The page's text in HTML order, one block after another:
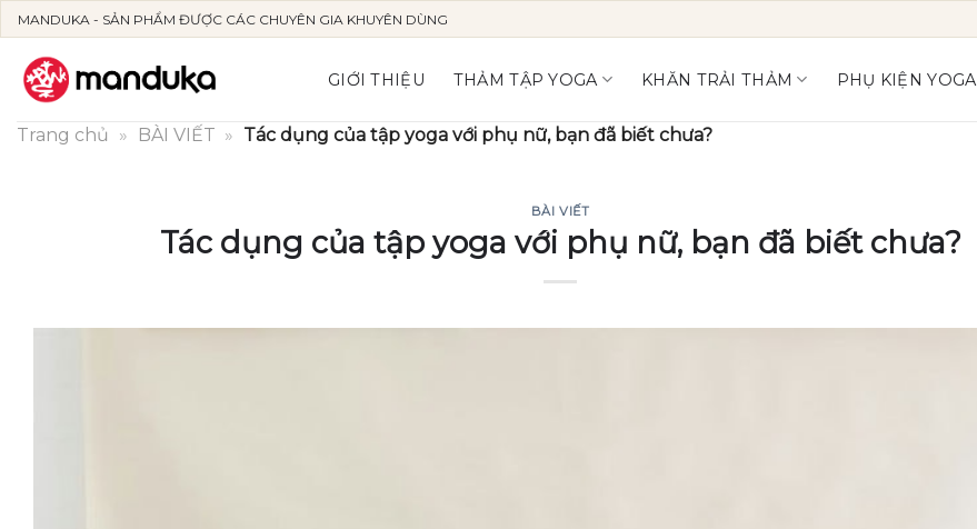
Skip
to
content
MANDUKA - SẢN PHẨM ĐƯỢC CÁC CHUYÊN GIA KHUYÊN DÙNG
GIỚI THIỆU THẢM TẬP YOGA KHĂN TRẢI THẢM PHỤ KIỆN YOGA
Trang chủ » BÀI VIẾT » Tác dụng của tập yoga với phụ nữ, bạn đã biết chưa?
BÀI VIẾT
Tác dụng của tập yoga với phụ nữ, bạn đã biết chưa?